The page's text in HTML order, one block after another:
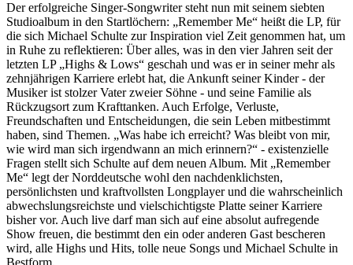
Der erfolgreiche Singer-Songwriter steht nun mit seinem siebten
Studioalbum in den Startlöchern: „Remember Me“ heißt die LP, für
die sich Michael Schulte zur Inspiration viel Zeit genommen hat, um
in Ruhe zu reflektieren: Über alles, was in den vier Jahren seit der
letzten LP „Highs & Lows“ geschah und was er in seiner mehr als
zehnjährigen Karriere erlebt hat, die Ankunft seiner Kinder - der
Musiker ist stolzer Vater zweier Söhne - und seine Familie als
Rückzugsort zum Krafttanken. Auch Erfolge, Verluste,
Freundschaften und Entscheidungen, die sein Leben mitbestimmt
haben, sind Themen. „Was habe ich erreicht? Was bleibt von mir,
wie wird man sich irgendwann an mich erinnern?“ - existenzielle
Fragen stellt sich Schulte auf dem neuen Album. Mit „Remember
Me“ legt der Norddeutsche wohl den nachdenklichsten,
persönlichsten und kraftvollsten Longplayer und die wahrscheinlich
abwechslungsreichste und vielschichtigste Platte seiner Karriere
bisher vor. Auch live darf man sich auf eine absolut aufregende
Show freuen, die bestimmt den ein oder anderen Gast bescheren
wird, alle Highs und Hits, tolle neue Songs und Michael Schulte in